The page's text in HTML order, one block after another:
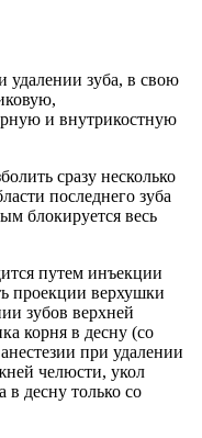
удалении зуба, в свою
и внутрикостную
сразу несколько
последнего зуба
блокируется весь
путем инъекции
проекции верхушки
зубов верхней
корня в десну (со
при удалении
челюсти, укол
в десну только со